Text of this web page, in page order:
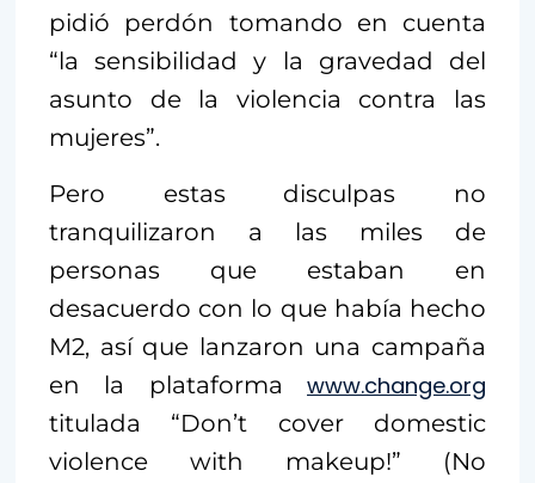
pidió perdón tomando en cuenta
“la sensibilidad y la gravedad del
asunto de la violencia contra las
mujeres”.
Pero estas disculpas no
tranquilizaron a las miles de
personas que estaban en
desacuerdo con lo que había hecho
M2, así que lanzaron una campaña
en la plataforma www.change.org
titulada “Don’t cover domestic
violence with makeup!” (No